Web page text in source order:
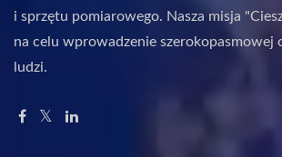
i sprzętu pomiarowego. Nasza misja
na celu wprowadzenie szerokopasmowej
ludzi.